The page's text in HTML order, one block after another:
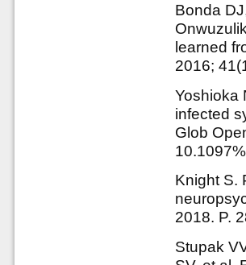
Bonda
learned
2016;
Yoshioka
infected
Glob
Knight S.
2018. P.
Stupak